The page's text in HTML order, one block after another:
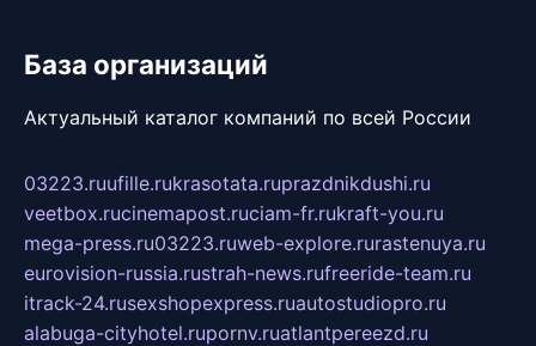
База организаций
Актуальный каталог компаний по всей России
03223.ruufille.rukrasotata.ruprazdnikdushi.ru
veetbox.rucinemapost.ruciam-fr.rukraft-you.ru
mega-press.ru03223.ruweb-explore.rurastenuya.ru
eurovision-russia.rustrah-news.rufreeride-team.ru
itrack-24.rusexshopexpress.ruautostudiopro.ru
alabuga-cityhotel.rupornv.ruatlantpereezd.ru